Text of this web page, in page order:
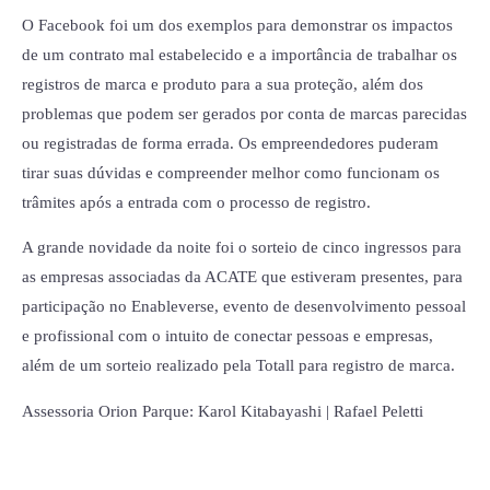
O Facebook foi um dos exemplos para demonstrar os impactos
de um contrato mal estabelecido e a importância de trabalhar os
registros de marca e produto para a sua proteção, além dos
problemas que podem ser gerados por conta de marcas parecidas
ou registradas de forma errada. Os empreendedores puderam
tirar suas dúvidas e compreender melhor como funcionam os
trâmites após a entrada com o processo de registro.
A grande novidade da noite foi o sorteio de cinco ingressos para
as empresas associadas da ACATE que estiveram presentes, para
participação no Enableverse, evento de desenvolvimento pessoal
e profissional com o intuito de conectar pessoas e empresas,
além de um sorteio realizado pela Totall para registro de marca.
Assessoria Orion Parque: Karol Kitabayashi | Rafael Peletti